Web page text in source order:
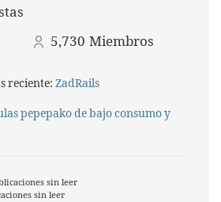
5,730 Miembros
reciente: ZadRails
pepepako de bajo consumo y
sin leer
sin leer